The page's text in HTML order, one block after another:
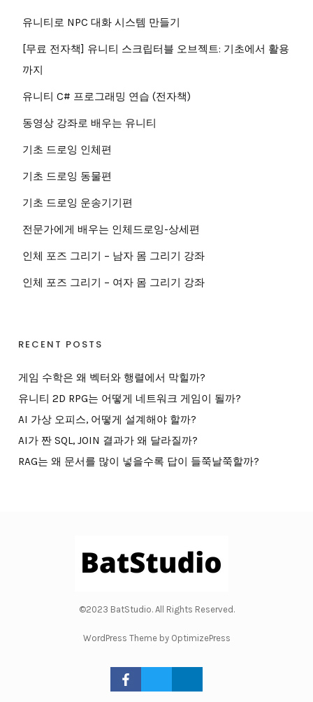
유니티로 NPC 대화 시스템 만들기
[무료 전자책] 유니티 스크립터블 오브젝트: 기초에서 활용
까지
유니티 C# 프로그래밍 연습 (전자책)
동영상 강좌로 배우는 유니티
기초 드로잉 인체편
기초 드로잉 동물편
기초 드로잉 운송기기편
전문가에게 배우는 인체드로잉-상세편
인체 포즈 그리기 – 남자 몸 그리기 강좌
인체 포즈 그리기 – 여자 몸 그리기 강좌
RECENT POSTS
게임 수학은 왜 벡터와 행렬에서 막힐까?
유니티 2D RPG는 어떻게 네트워크 게임이 될까?
AI 가상 오피스, 어떻게 설계해야 할까?
AI가 짠 SQL, JOIN 결과가 왜 달라질까?
RAG는 왜 문서를 많이 넣을수록 답이 들쭉날쭉할까?
©2023 BatStudio. All Rights Reserved.
WordPress Theme by OptimizePress